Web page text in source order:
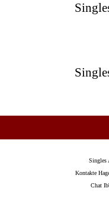
Singles
Kontakte
Chat